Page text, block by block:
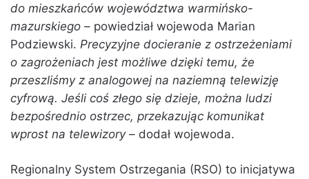
do miesz­kań­ców wo­je­wódz­twa warmińsko-
mazurskiego – po­wie­dział wojewoda Marian
Podziewski. Precyzyjne docieranie z ostrzeżeniami
o zagrożeniach jest możliwe dzięki temu, że
przeszliśmy z analogowej na naziemną telewizję
cyfrową. Jeśli coś złego się dzieje, można ludzi
bezpośrednio ostrzec, przekazując komunikat
wprost na telewizory– dodał wojewoda.
Regionalny System Ostrzegania (RSO) to inicjatywa